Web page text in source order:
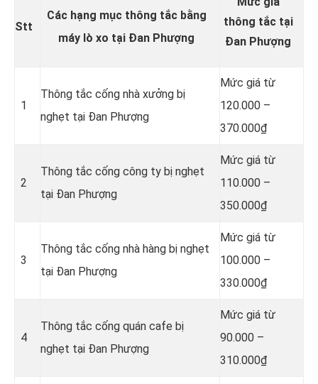
Stt
Các hạng mục thông tắc bằng
máy lò xo tại Đan Phượng
thông tắc tại
Đan Phượng
1
Thông tắc cống nhà xưởng bị
nghẹt tại Đan Phượng
Mức giá từ
120.000 –
370.000₫
2
Thông tắc cống công ty bị nghẹt
tại Đan Phượng
Mức giá từ
110.000 –
350.000₫
3
Thông tắc cống nhà hàng bị nghẹt
tại Đan Phượng
Mức giá từ
100.000 –
330.000₫
4
Thông tắc cống quán cafe bị
nghẹt tại Đan Phượng
Mức giá từ
90.000 –
310.000₫